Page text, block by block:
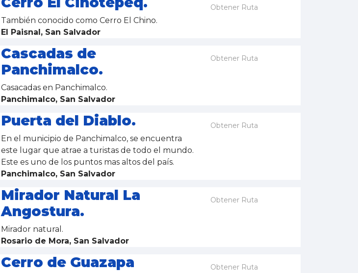
También conocido como Cerro El Chino.
El Paisnal, San Salvador
Obtener Ruta
Cascadas de
Panchimalco.
Casacadas en Panchimalco.
Panchimalco, San Salvador
Obtener Ruta
Puerta del Diablo.
En el municipio de Panchimalco, se encuentra
este lugar que atrae a turistas de todo el mundo.
Este es uno de los puntos mas altos del país.
Panchimalco, San Salvador
Obtener Ruta
Mirador Natural La
Angostura.
Mirador natural.
Rosario de Mora, San Salvador
Obtener Ruta
Cerro de Guazapa Obtener Ruta